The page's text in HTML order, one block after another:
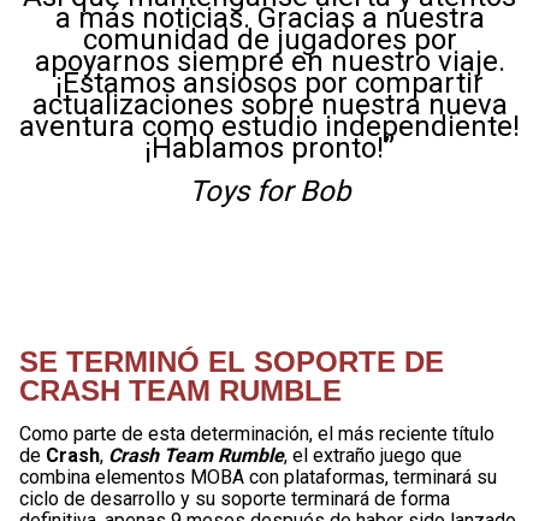
a más noticias. Gracias a nuestra
comunidad de jugadores por
apoyarnos siempre en nuestro viaje.
¡Estamos ansiosos por compartir
actualizaciones sobre nuestra nueva
aventura como estudio independiente!
¡Hablamos pronto!”
Toys for Bob
SE TERMINÓ EL SOPORTE DE
CRASH TEAM RUMBLE
Como parte de esta determinación, el más reciente título
de Crash, Crash Team Rumble, el extraño juego que
combina elementos MOBA con plataformas, terminará su
ciclo de desarrollo y su soporte terminará de forma